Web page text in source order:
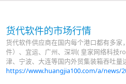
货代软件的市场行情
货代软件供应商在国内每个港口都有多家
件）、宜运、广州、深圳( 皇家网络科技
津、宁波、大连等国内外贸集装箱吞吐量
https://www.huangjia100.com/a/news/